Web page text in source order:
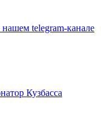
нашем telegram-канале